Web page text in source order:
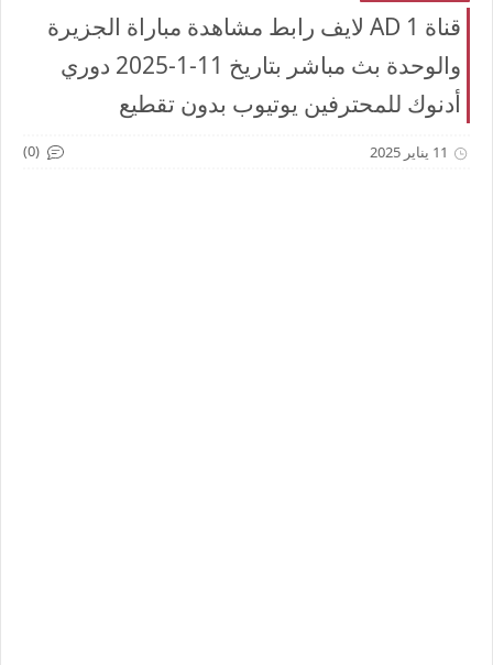
قناة AD 1 لايف رابط مشاهدة مباراة الجزيرة
والوحدة بث مباشر بتاريخ 11-1-2025 دوري
أدنوك للمحترفين يوتيوب بدون تقطيع
11 يناير 2025 (0)